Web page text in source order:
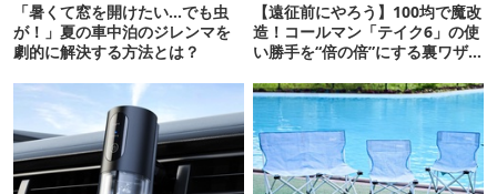
「暑くて窓を開けたい…でも虫
が！」夏の車中泊のジレンマを
劇的に解決する方法とは？
【遠征前にやろう】100均で魔改
造！コールマン「テイク6」の使
い勝手を“倍の倍”にする裏ワザ6